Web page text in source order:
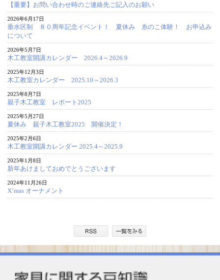
【重要】お問い合わせ時のご連絡先ご記入のお願い
2026年6月17日
垂水区制 ８０周年記念イベント！ 夏休み 糸のこ体験！ お申込み
について
2026年5月7日
木工教室開講カレンダー 2026.4～2026.9
2025年12月3日
木工教室カレンダー 2025.10～2026.3
2025年8月7日
親子木工教室 レポート2025
2025年5月27日
夏休み 親子木工教室2025 開催決定！
2025年2月6日
木工教室開講カレンダー 2025.4～2025.9
2025年1月8日
新年あけましておめでとうございます
2024年11月26日
X’mas オーナメント